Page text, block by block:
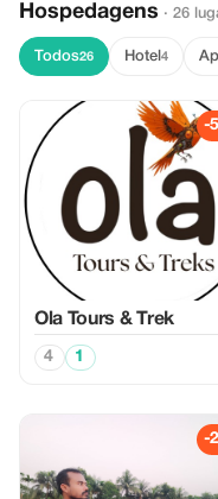
Hospedagens · 26
Todos26 Hotel 4
-
Ola Tours & Trek
4 1
-